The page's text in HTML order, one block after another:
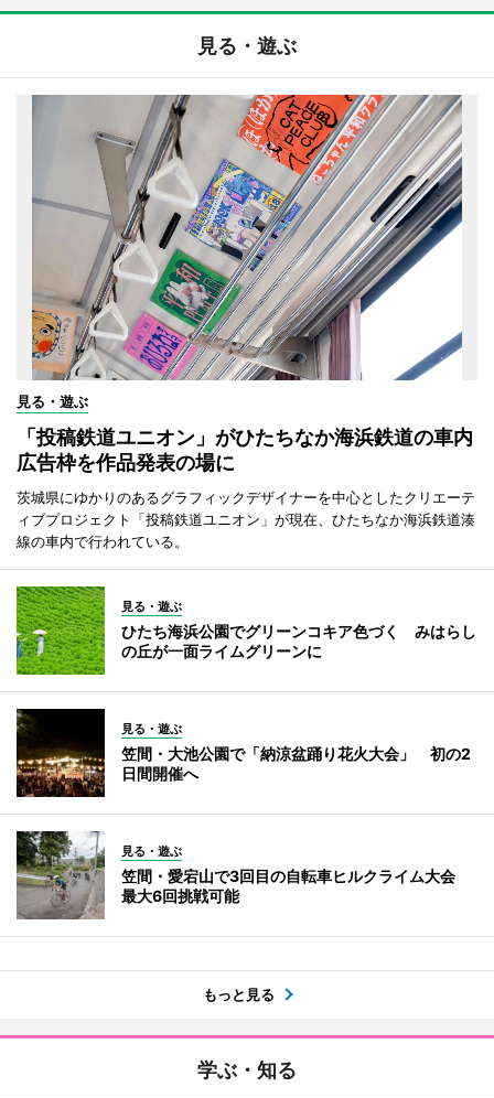
見る・遊ぶ
見る・遊ぶ
「投稿鉄道ユニオン」がひたちなか海浜鉄道の車内
広告枠を作品発表の場に
茨城県にゆかりのあるグラフィックデザイナーを中心としたクリエーテ
ィブプロジェクト「投稿鉄道ユニオン」が現在、ひたちなか海浜鉄道湊
線の車内で行われている。
見る・遊ぶ
ひたち海浜公園でグリーンコキア色づく みはらし
の丘が一面ライムグリーンに
見る・遊ぶ
笠間・大池公園で「納涼盆踊り花火大会」 初の2
日間開催へ
見る・遊ぶ
笠間・愛宕山で3回目の自転車ヒルクライム大会
最大6回挑戦可能
もっと見る
学ぶ・知る